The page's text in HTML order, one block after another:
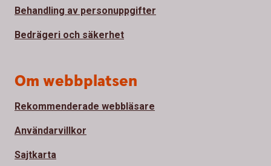
Behandling av personuppgifter
Bedrägeri och säkerhet
Om webbplatsen
Rekommenderade webbläsare
Användarvillkor
Sajtkarta